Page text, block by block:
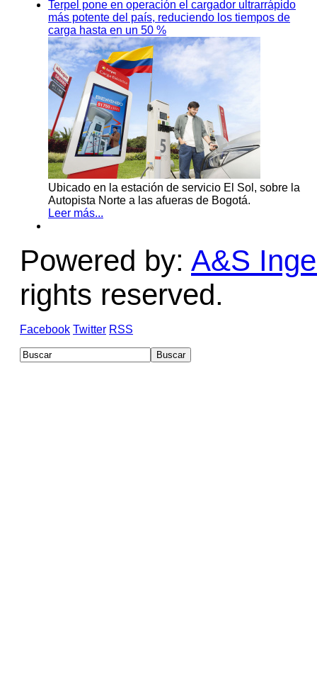
Terpel pone en operación el cargador ultrarrápido
más potente del país, reduciendo los tiempos de
carga hasta en un 50 %
Ubicado en la estación de servicio El Sol, sobre la
Autopista Norte a las afueras de Bogotá.
Leer más...
Powered by: A&S
rights reserved.
Facebook Twitter RSS